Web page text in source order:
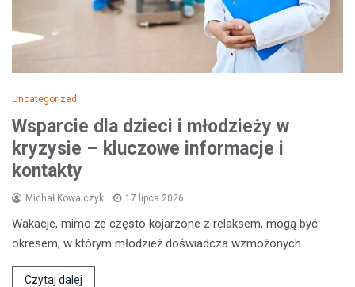
Uncategorized
Wsparcie dla dzieci i młodzieży w
kryzysie – kluczowe informacje i
kontakty
Michał Kowalczyk 17 lipca 2026
Wakacje, mimo że często kojarzone z relaksem, mogą być
okresem, w którym młodzież doświadcza wzmożonych…
Czytaj dalej